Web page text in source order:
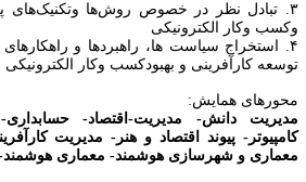
.تبادل نظر در خصوص روش‌ها وتکنیک‌های
وکار الکترونیکی
.استخراج سیاست ها، راهبردها و راهکارهای
کارآفرینی و بهبودکسب وکار الکترونیکی
همایش:
دانش- مدیریت-اقتصاد- حسابداری-
پیوند اقتصاد و هنر- مدیریت
و شهرسازی هوشمند- معماری هوشمند-